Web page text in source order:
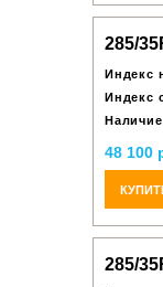
285/
Индекс
Индекс
48 100
285/